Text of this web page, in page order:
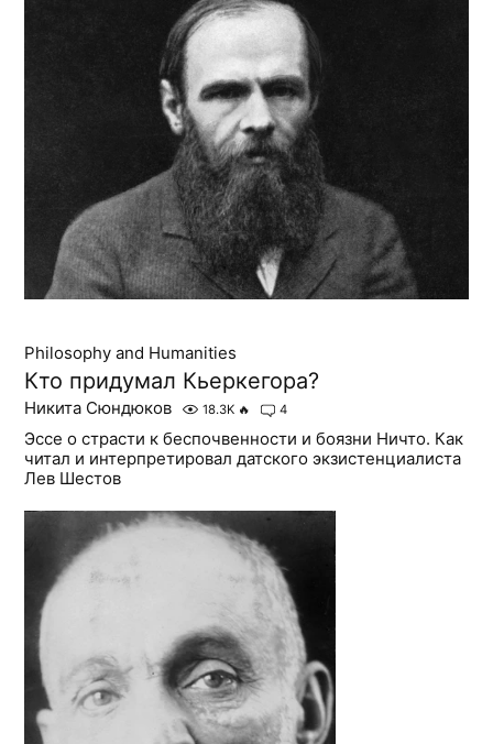
Philosophy and Humanities
Кто придумал Кьеркегора?
Никита Сюндюков 18.3K 🔥 4
Эссе о страсти к беспочвенности и боязни Ничто. Как
читал и интерпретировал датского экзистенциалиста
Лев Шестов